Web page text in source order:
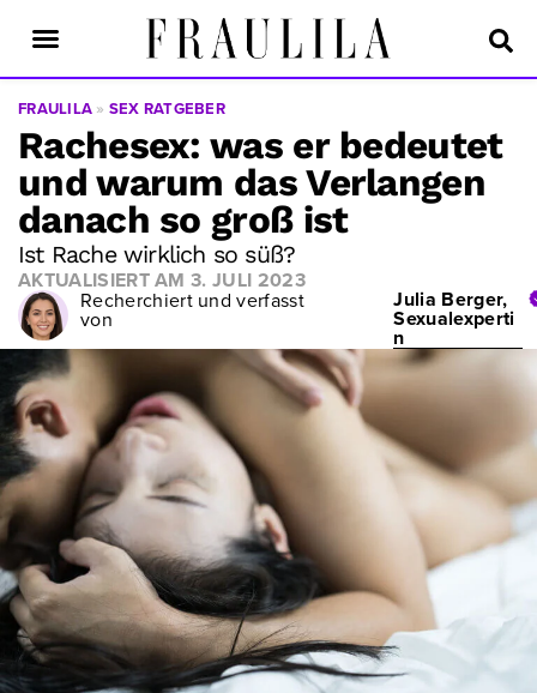
FRAULILA » SEX RATGEBER
Rachesex: was er bedeutet
und warum das Verlangen
danach so groß ist
Ist Rache wirklich so süß?
AKTUALISIERT AM3. JULI 2023
Recherchiert und verfasst
von
Julia Berger,
Sexualexperti
n